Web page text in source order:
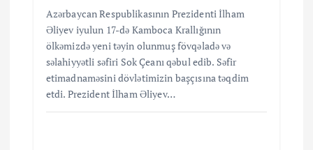
Azərbaycan Respublikasının Prezidenti İlham
Əliyev iyulun 17-də Kamboca Krallığının
ölkəmizdə yeni təyin olunmuş fövqəladə və
səlahiyyətli səfiri Sok Çeanı qəbul edib. Səfir
etimadnaməsini dövlətimizin başçısına təqdim
etdi. Prezident İlham Əliyev…